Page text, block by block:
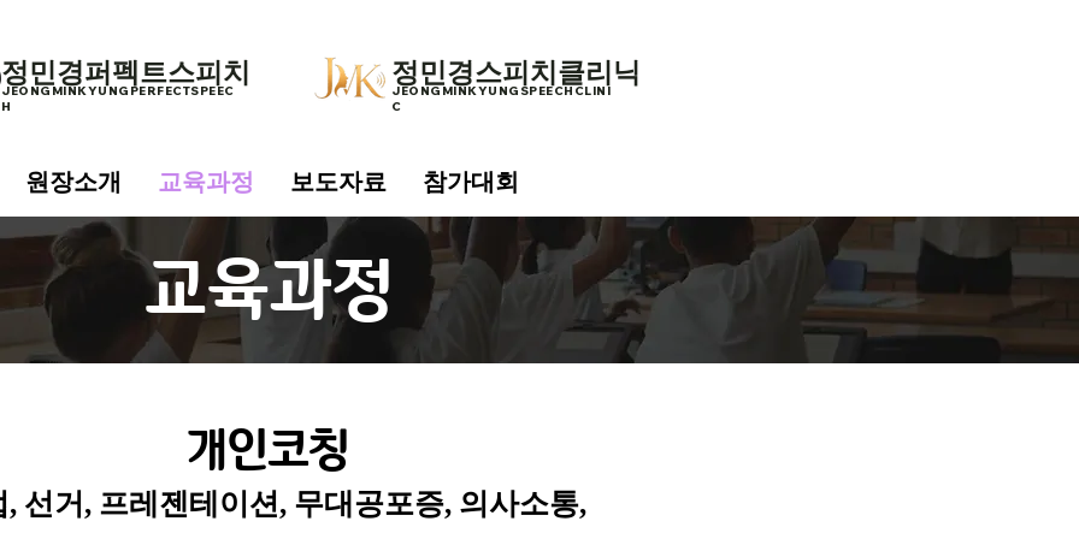
​정민경퍼펙트스피치
JEONGMINKYUNGPERFECTSPEEC
H​
​정민경스피치클리닉
JEONGMINKYUNGSPEECHCLINI
C​
원장소개 교육과정 보도자료 참가대회
​교육과정
개인코칭
, 선거, 프레젠테이션, 무대공포증, 의사소통,